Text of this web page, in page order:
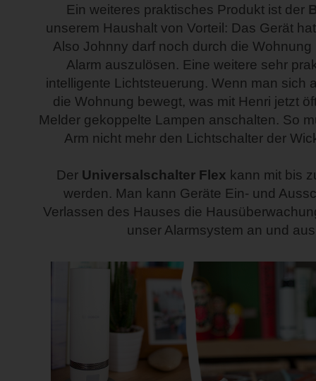
Ein weiteres praktisches Produkt ist der
unserem Haushalt von Vorteil: Das Gerät
Also Johnny darf noch durch die
Alarm auszulösen. Eine weitere sehr
intelligente Lichtsteuerung. Wenn man sich
die Wohnung bewegt, was mit Henri jetzt
Melder gekoppelte Lampen anschalten. So
Arm nicht mehr den Lichtschalter der
Der Universalschalter Flex kann mit bis
werden. Man kann Geräte Ein- und
Verlassen des Hauses die
unser Alarmsystem an und